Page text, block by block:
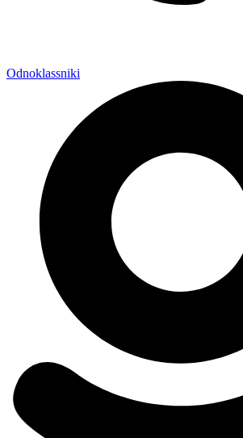
Odnoklassniki